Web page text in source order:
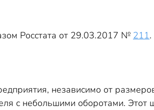
Росстата от 29.03.2017 № 211.
независимо от
с небольшими оборотами.